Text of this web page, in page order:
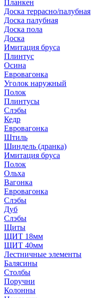
Планкен
Доска террасно/палубная
Доска палубная
Доска пола
Доска
Имитация бруса
Плинтус
Осина
Евровагонка
Уголок наружный
Полок
Плинтусы
Слэбы
Кедр
Евровагонка
Штиль
Шиндель (дранка)
Имитация бруса
Полок
Ольха
Вагонка
Евровагонка
Слэбы
Дуб
Слэбы
Щиты
ЩИТ 18мм
ЩИТ 40мм
Лестничные элементы
Балясины
Столбы
Поручни
Колонны